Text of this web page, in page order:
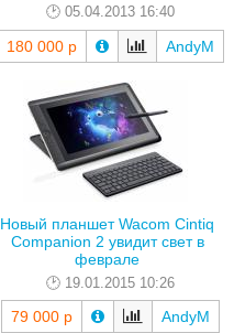
05.04.2013 16:40
180 000 р AndyM
Новый планшет Wacom Cintiq
Companion 2 увидит свет в
феврале
19.01.2015 10:26
79 000 р AndyM